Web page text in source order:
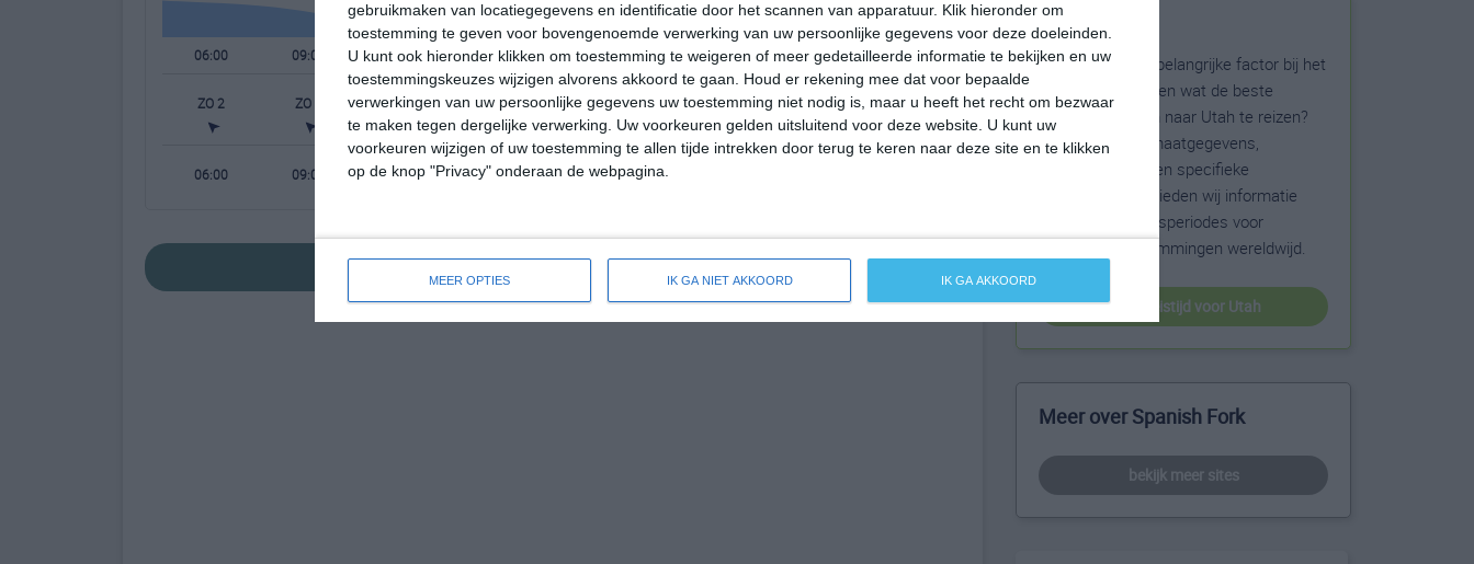
gebruikmaken van locatiegegevens en identificatie door het scannen van apparatuur. Klik hieronder om
toestemming te geven voor bovengenoemde verwerking van uw persoonlijke gegevens voor deze doeleinden.
U kunt ook hieronder klikken om toestemming te weigeren of meer gedetailleerde informatie te bekijken en uw
toestemmingskeuzes wijzigen alvorens akkoord te gaan.
Houd er rekening mee dat voor bepaalde
verwerkingen van uw persoonlijke gegevens uw toestemming niet nodig is, maar u heeft het recht om bezwaar
te maken tegen dergelijke verwerking. Uw voorkeuren gelden uitsluitend voor deze website. U kunt uw
voorkeuren wijzigen of uw toestemming te allen tijde intrekken door terug te keren naar deze site en te klikken
op de knop "Privacy" onderaan de webpagina.
MEER OPTIES IK GA NIET AKKOORD IK GA AKKOORD
06:00 09:00 12:00 15:00 18:00 21:00 00:00 03:00
ZO 2 ZO 1 WNW 1 NW 2 NW 2 OZO 2 OZO 2 ZO 2
06:00 09:00 12:00 15:00 18:00
bekijk de uitgebreide weersverwachting voor Spanish Fork
Beste reistijd
Het weer is een belangrijke factor bij het
reizen. Wil je weten wat de beste
maanden zijn om naar Utah te reizen?
Op basis van klimaatgegevens,
weersextremen en specifieke
weerinformatie bieden wij informatie
over de beste reisperiodes voor
duizenden bestemmingen wereldwijd.
beste reistijd voor Utah
Meer over Spanish Fork
bekijk meer sites